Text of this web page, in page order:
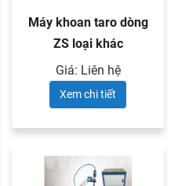
Máy khoan taro dòng
ZS loại khác
Giá: Liên hệ
Xem chi tiết